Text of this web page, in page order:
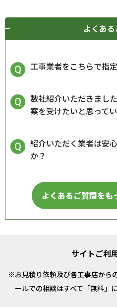
よくあ
工事業者をこちらで指
数社紹介いただきまし
案を受けたいと思ってい
紹介いただく業者は安
か？
よくあるご質問をも
サイトご利
お見積り依頼及び各工事店から
ールでの相談はすべて「無料」に